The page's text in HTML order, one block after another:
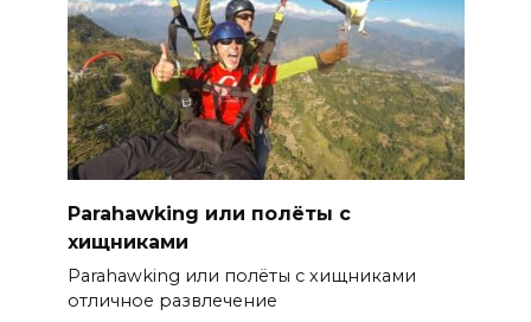
Parahawking или полёты с
хищниками
Parahawking или полёты с хищниками
отличное развлечение